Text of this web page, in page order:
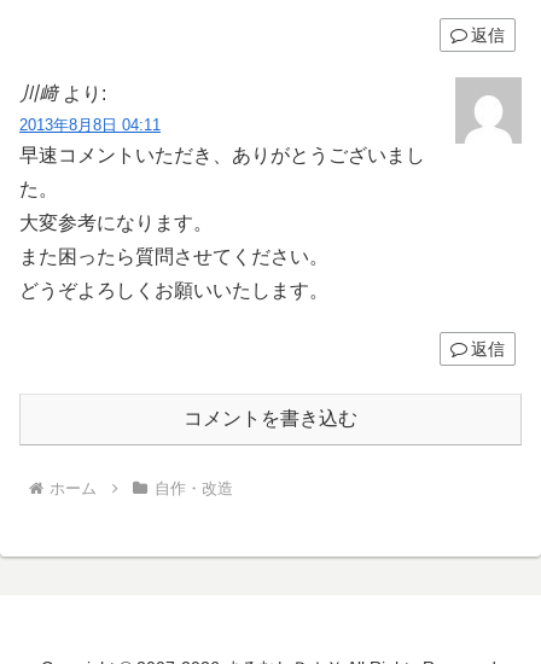
返信
川﨑 より:
2013年8月8日 04:11
早速コメントいただき、ありがとうございまし
た。
大変参考になります。
また困ったら質問させてください。
どうぞよろしくお願いいたします。
返信
コメントを書き込む
ホーム 自作・改造